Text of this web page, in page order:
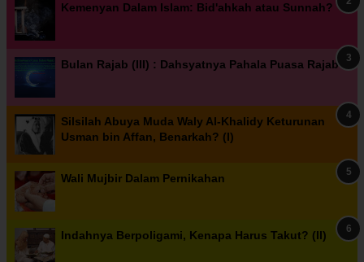
Kemenyan Dalam Islam: Bid'ahkah atau Sunnah?
Bulan Rajab (III) : Dahsyatnya Pahala Puasa Rajab
Silsilah Abuya Muda Waly Al-Khalidy Keturunan
Usman bin Affan, Benarkah? (I)
Wali Mujbir Dalam Pernikahan
Indahnya Berpoligami, Kenapa Harus Takut? (II)